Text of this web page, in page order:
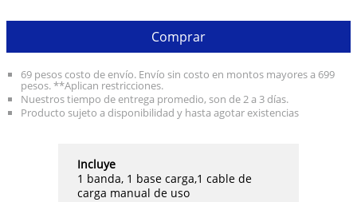
Comprar
69 pesos costo de envío. Envío sin costo en montos mayores a 699
pesos. **Aplican restricciones.
Nuestros tiempo de entrega promedio, son de 2 a 3 días.
Producto sujeto a disponibilidad y hasta agotar existencias
Incluye
1 banda, 1 base carga,1 cable de
carga manual de uso